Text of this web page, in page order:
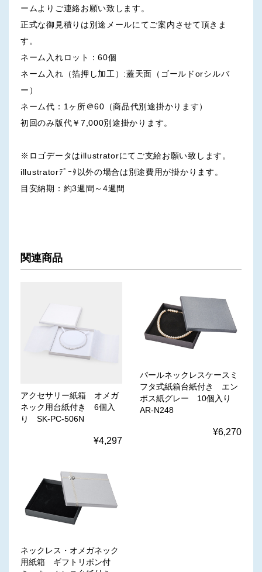
ームよりご連絡お願い致します。
正式な御見積りは別途メールにてご案内させて頂きま
す。
ネーム入れロット：60個
ネーム入れ（箔押し加工）:蓋天面（ゴールドorシルバ
ー）
ネーム代：1ヶ所＠60（商品代別途掛かります）
初回のみ版代￥7,000別途掛かります。
※ロゴデータはillustratorにてご支給お願い致します。
illustratorﾃﾞｰﾀ以外の場合は別途費用が掛かります。
目安納期：約3週間～4週間
関連商品
アクセサリー紙箱 オメガ
ネック用台紙付き 6個入
り SK-PC-506N
¥4,297
パールネックレスケースミ
フタ式紙箱台紙付き エン
ボス紙グレー 10個入り
AR-N248
¥6,270
ネックレス・オメガネック
用紙箱 ギフトリボン付